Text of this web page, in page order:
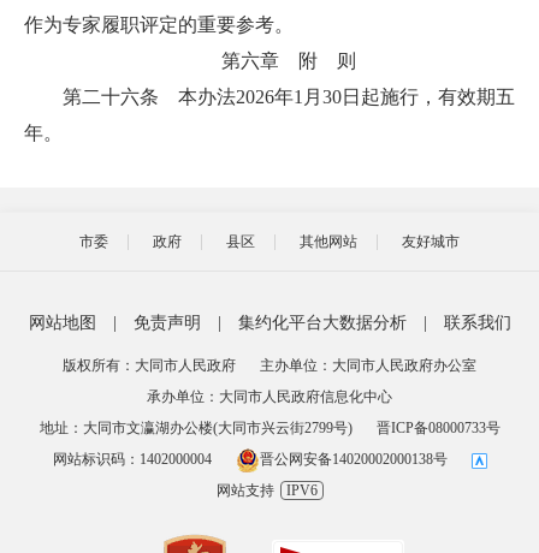
作为专家履职评定的重要参考。
第六章 附 则
第二十六条 本办法2026年1月30日起施行，有效期五
年。
市委 政府 县区 其他网站 友好城市
网站地图 免责声明 集约化平台大数据分析 联系我们
版权所有：大同市人民政府
主办单位：大同市人民政府办公室
承办单位：大同市人民政府信息化中心
地址：大同市文瀛湖办公楼(大同市兴云街2799号)
晋ICP备08000733号
网站标识码：1402000004
晋公网安备14020002000138号
网站支持
IPV6